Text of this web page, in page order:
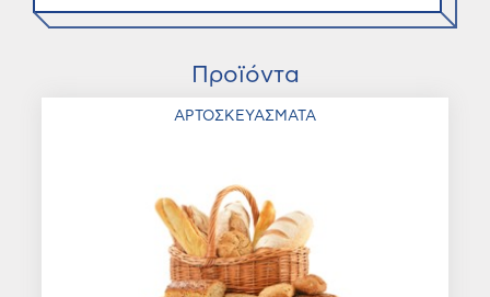
Προϊόντα
ΑΡΤΟΣΚΕΥΑΣΜΑΤΑ